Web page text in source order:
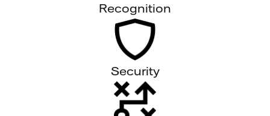
Recognition
Security